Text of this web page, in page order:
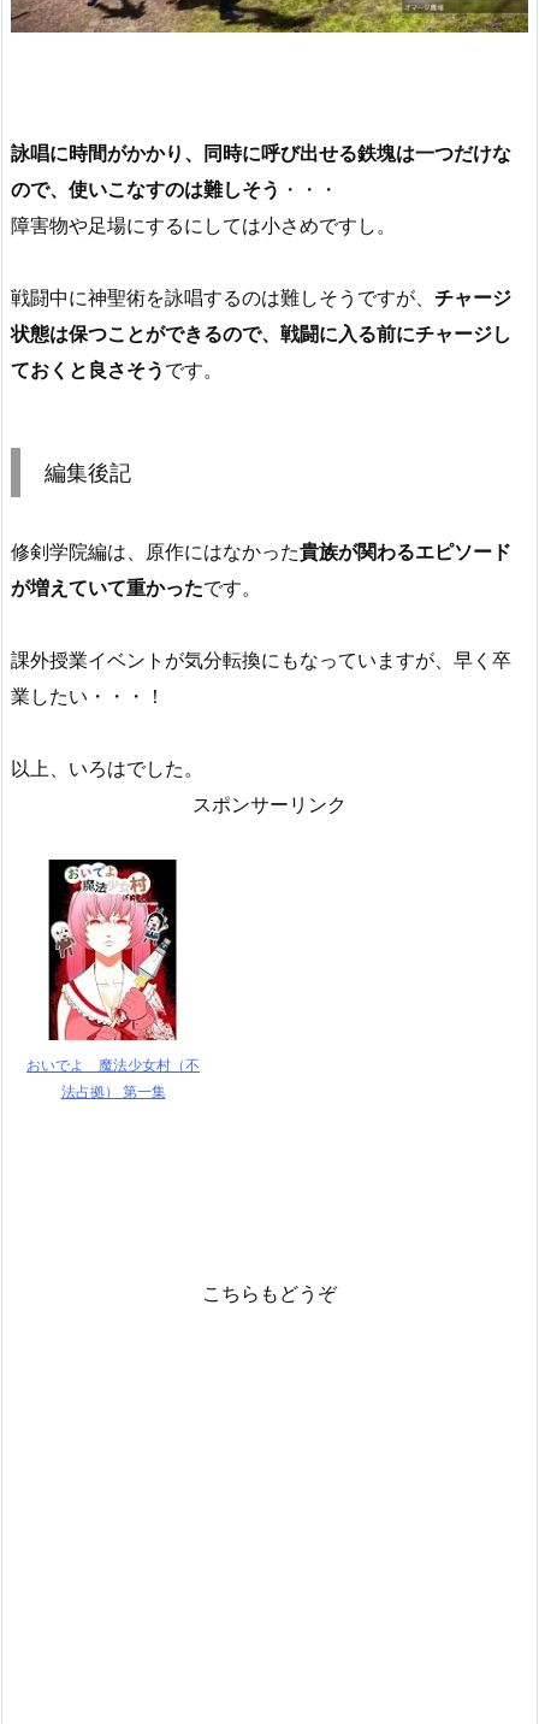
詠唱に時間がかかり、同時に呼び出せる鉄塊は一つだけな
ので、使いこなすのは難しそう ・・・
障害物や足場にするにしては小さめですし。
戦闘中に神聖術を詠唱するのは難しそうですが、 チャージ
状態は保つことができるので、戦闘に入る前にチャージし
ておくと良さそう です。
編集後記
修剣学院編は、原作にはなかった貴族が関わるエピソード
が増えていて重かったです。
課外授業イベントが気分転換にもなっていますが、早く卒
業したい・・・！
以上、いろはでした。
スポンサーリンク
おいでよ 魔法少女村（不
法占拠） 第一集
こちらもどうぞ